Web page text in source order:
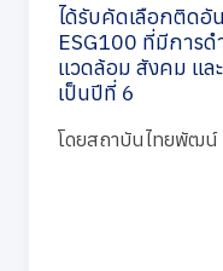
ได้รับคัดเลือกติด
ESG100 ที่มีการด
แวดล้อม สังคม แล
เป็นปีที่ 6
โดยสถาบันไทยพัฒน์